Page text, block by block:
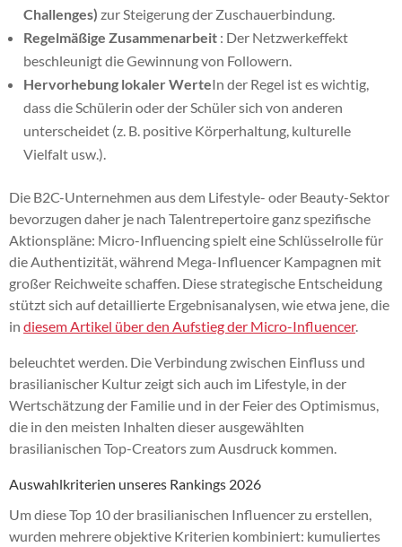
Challenges) zur Steigerung der Zuschauerbindung.
Regelmäßige Zusammenarbeit : Der Netzwerkeffekt
beschleunigt die Gewinnung von Followern.
Hervorhebung lokaler WerteIn der Regel ist es wichtig,
dass die Schülerin oder der Schüler sich von anderen
unterscheidet (z. B. positive Körperhaltung, kulturelle
Vielfalt usw.).
Die B2C-Unternehmen aus dem Lifestyle- oder Beauty-Sektor
bevorzugen daher je nach Talentrepertoire ganz spezifische
Aktionspläne: Micro-Influencing spielt eine Schlüsselrolle für
die Authentizität, während Mega-Influencer Kampagnen mit
großer Reichweite schaffen. Diese strategische Entscheidung
stützt sich auf detaillierte Ergebnisanalysen, wie etwa jene, die
in diesem Artikel über den Aufstieg der Micro-Influencer.
beleuchtet werden. Die Verbindung zwischen Einfluss und
brasilianischer Kultur zeigt sich auch im Lifestyle, in der
Wertschätzung der Familie und in der Feier des Optimismus,
die in den meisten Inhalten dieser ausgewählten
brasilianischen Top-Creators zum Ausdruck kommen.
Auswahlkriterien unseres Rankings 2026
Um diese Top 10 der brasilianischen Influencer zu erstellen,
wurden mehrere objektive Kriterien kombiniert: kumuliertes